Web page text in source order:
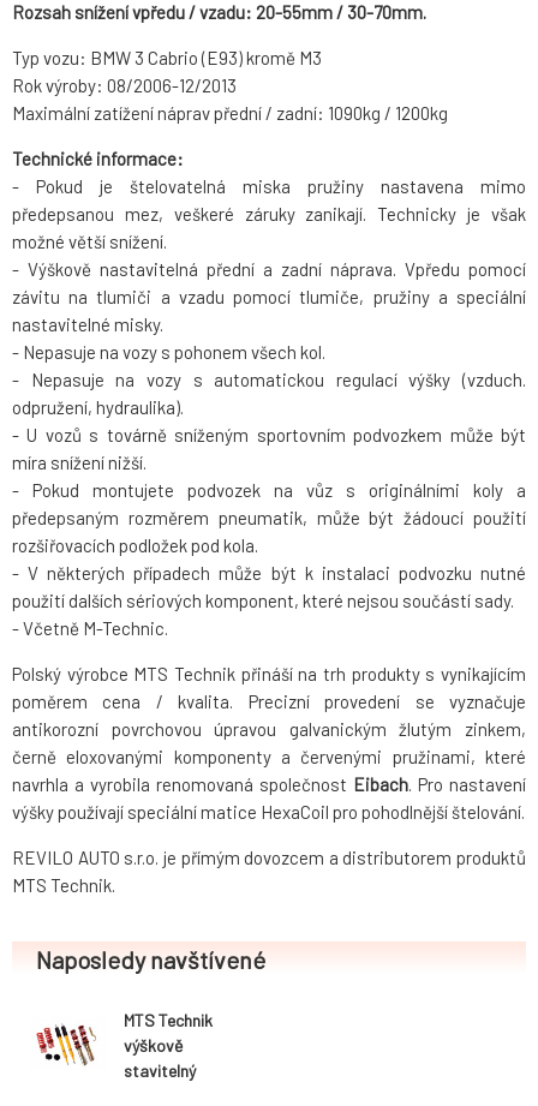
Rozsah snížení vpředu / vzadu: 20-55mm / 30-70mm.
Typ vozu: BMW 3 Cabrio (E93) kromě M3
Rok výroby: 08/2006-12/2013
Maximální zatížení náprav přední / zadní: 1090kg / 1200kg
Technické informace:
- Pokud je štelovatelná miska pružiny nastavena mimo
předepsanou mez, veškeré záruky zanikají. Technicky je však
možné větší snížení.
- Výškově nastavitelná přední a zadní náprava. Vpředu pomocí
závitu na tlumiči a vzadu pomocí tlumiče, pružiny a speciální
nastavitelné misky.
- Nepasuje na vozy s pohonem všech kol.
- Nepasuje na vozy s automatickou regulací výšky (vzduch.
odpružení, hydraulika).
- U vozů s továrně sníženým sportovním podvozkem může být
míra snížení nižší.
- Pokud montujete podvozek na vůz s originálními koly a
předepsaným rozměrem pneumatik, může být žádoucí použití
rozšiřovacích podložek pod kola.
- V některých případech může být k instalaci podvozku nutné
použití dalších sériových komponent, které nejsou součástí sady.
- Včetně M-Technic.
Polský výrobce MTS Technik přináší na trh produkty s vynikajícím
poměrem cena / kvalita. Precizní provedení se vyznačuje
antikorozní povrchovou úpravou galvanickým žlutým zinkem,
černě eloxovanými komponenty a červenými pružinami, které
navrhla a vyrobila renomovaná společnost Eibach. Pro nastavení
výšky používají speciální matice HexaCoil pro pohodlnější štelování.
REVILO AUTO s.r.o. je přímým dovozcem a distributorem produktů
MTS Technik.
Naposledy navštívené
MTS Technik
výškově
stavitelný